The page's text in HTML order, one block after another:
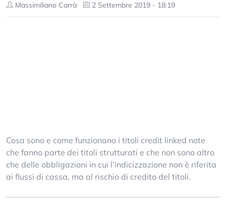
Massimiliano Carrà 2 Settembre 2019 - 18:19
Cosa sono e come funzionano i titoli credit linked note
che fanno parte dei titoli strutturati e che non sono altro
che delle obbligazioni in cui l’indicizzazione non è riferita
ai flussi di cassa, ma al rischio di credito del titoli.